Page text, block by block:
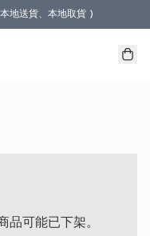
地送貨、本地取貨 )
品可能已下架。